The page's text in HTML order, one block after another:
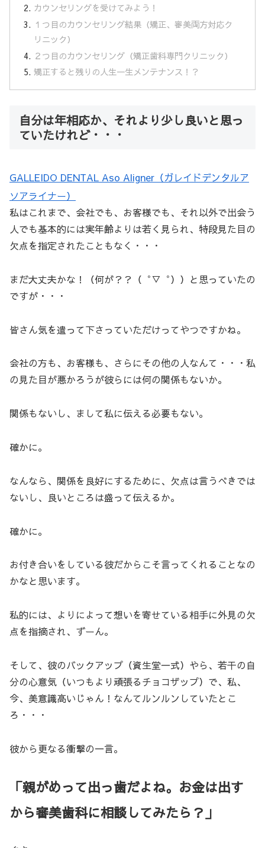
カウンセリングを受けてみよう！
１つ目のカウンセリング結果（矯正、審美両方対応ク
リニック）
２つ目のカウンセリング（矯正歯科専門クリニック）
矯正すると残りの人生一生メンテナンス！？
自分は年相応か、それより少し良いと思っ
ていたけれど・・・
GALLEIDO DENTAL Aso Aligner（ガレイドデンタルア
ソアライナー）
私はこれまで、会社でも、お客様でも、それ以外で出会う
人でも基本的には実年齢よりは若く見られ、特段見た目の
欠点を指定されたこともなく・・・
まだ大丈夫かな！（何が？？（゜▽゜））と思っていたの
ですが・・・
皆さん気を遣って下さっていただけってやつですかね。
会社の方も、お客様も、さらにその他の人なんて・・・私
の見た目が悪かろうが彼らには何の関係もないか。
関係もないし、まして私に伝える必要もない。
確かに。
なんなら、関係を良好にするために、欠点は言うべきでは
ないし、良いところは盛って伝えるか。
確かに。
お付き合いをしている彼だからこそ言ってくれることなの
かなと思います。
私的には、よりによって想いを寄せている相手に外見の欠
点を指摘され、ずーん。
そして、彼のバックアップ（資生堂一式）やら、若干の自
分の心意気（いつもより頑張るチョコザップ）で、私、
今、美意識高いじゃん！なんてルンルンしていたとこ
ろ・・・
彼から更なる衝撃の一言。
「親がめって出っ歯だよね。お金は出す
から審美歯科に相談してみたら？」